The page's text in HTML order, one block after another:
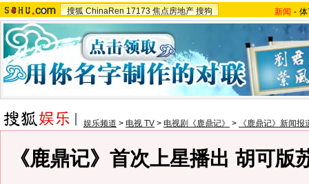
搜狐 ChinaRen 17173 焦点房地产 搜狗 新闻 -
娱乐频道 > 电视 TV > 电视剧《鹿鼎记》 > 《鹿鼎记》新闻报
《鹿鼎记》首次上星播出 胡可版